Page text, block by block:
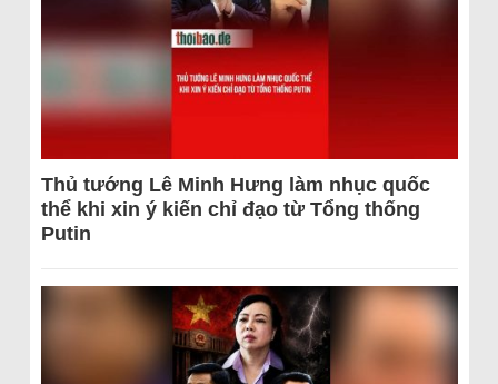
Thủ tướng Lê Minh Hưng làm nhục quốc
thể khi xin ý kiến chỉ đạo từ Tổng thống
Putin